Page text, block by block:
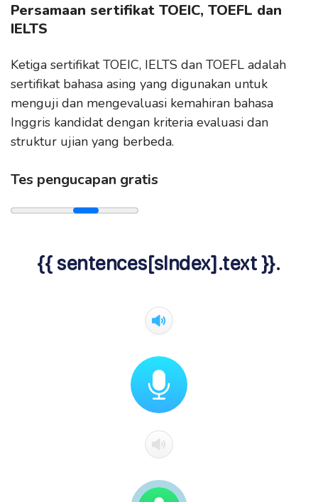
Persamaan sertifikat TOEIC, TOEFL dan
IELTS
Ketiga sertifikat TOEIC, IELTS dan TOEFL adalah
sertifikat bahasa asing yang digunakan untuk
menguji dan mengevaluasi kemahiran bahasa
Inggris kandidat dengan kriteria evaluasi dan
struktur ujian yang berbeda.
Tes pengucapan gratis
{{ sentences[sIndex].text }}.